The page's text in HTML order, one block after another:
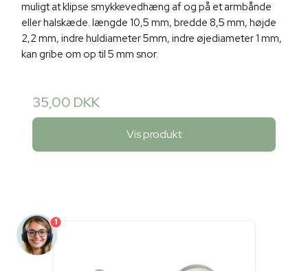
muligt at klipse smykkevedhæng af og på et armbånde
eller halskæde. længde 10,5 mm, bredde 8,5 mm, højde
2,2 mm, indre huldiameter 5mm, indre øjediameter 1 mm,
kan gribe om op til 5 mm snor.
35,00 DKK
Vis produkt
1